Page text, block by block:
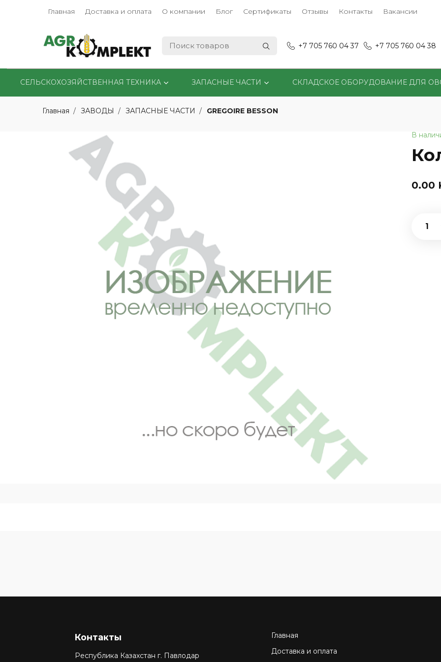
Главная Доставка и оплата О компании Блог Сертификаты Отзывы Контакты Вакансии
+7 705 760 04 37 +7 705 760 04 38
СЕЛЬСКОХОЗЯЙСТВЕННАЯ ТЕХНИКА ЗАПАСНЫЕ ЧАСТИ СКЛАДСКОЕ ОБОРУДОВАНИЕ ДЛЯ
Главная ЗАВОДЫ ЗАПАСНЫЕ ЧАСТИ GREGOIRE BESSON
В
0.00
Главная
Доставка и оплата
Контакты
Республика Казахстан г. Павлодар